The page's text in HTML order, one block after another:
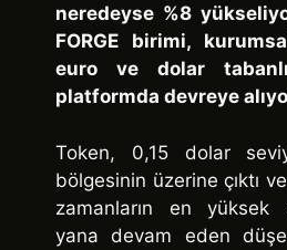
neredeyse %8
FORGE birimi,
euro ve dolar
platformda devreye
Token, 0,15 dolar
bölgesinin üzerine çıktı
zamanların en yüksek
yana devam eden